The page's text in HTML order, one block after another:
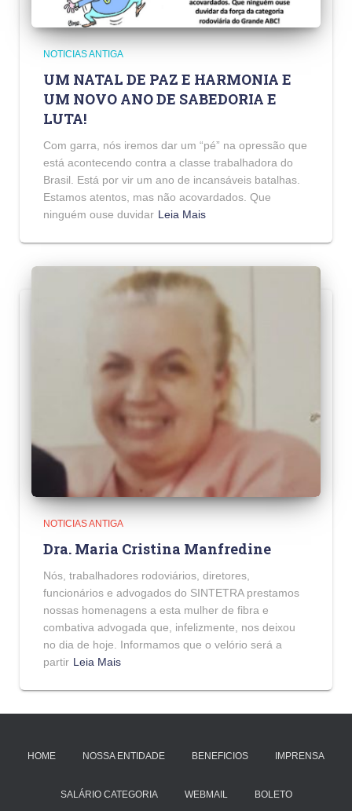
NOTICIAS ANTIGA
UM NATAL DE PAZ E HARMONIA E
UM NOVO ANO DE SABEDORIA E
LUTA!
Com garra, nós iremos dar um “pé” na opressão que
está acontecendo contra a classe trabalhadora do
Brasil. Está por vir um ano de incansáveis batalhas.
Estamos atentos, mas não acovardados. Que
ninguém ouse duvidar Leia Mais
NOTICIAS ANTIGA
Dra. Maria Cristina Manfredine
Nós, trabalhadores rodoviários, diretores,
funcionários e advogados do SINTETRA prestamos
nossas homenagens a esta mulher de fibra e
combativa advogada que, infelizmente, nos deixou
no dia de hoje. Informamos que o velório será a
partir Leia Mais
HOME NOSSA ENTIDADE BENEFICIOS IMPRENSA
SALÁRIO CATEGORIA WEBMAIL BOLETO